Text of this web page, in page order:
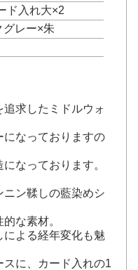
れ大×2
グレー×朱
求したミドルウォ
になっておりますの
なっております。
ン鞣しの藍染めシ
な素材。
による経年変化も魅
に、カード入れの1